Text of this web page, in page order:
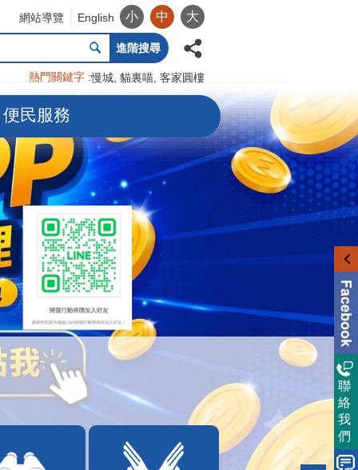
網站導覽 English 小 中 大
進階搜尋
熱門關鍵字 慢城 貓裏喵 客家圓樓
便民服務
聯
絡
我
們